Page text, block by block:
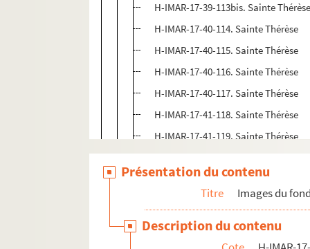
H-IMAR-17-39-113bis. Sainte
H-IMAR-17-40-114. Sainte Thérèse
H-IMAR-17-40-115. Sainte Thérèse
H-IMAR-17-40-116. Sainte Thérèse
H-IMAR-17-40-117. Sainte Thérèse
H-IMAR-17-41-118. Sainte Thérèse
H-IMAR-17-41-119. Sainte Thérèse
H-IMAR-17-41-120. Sainte Thérèse
H-IMAR-17-41-121. Sainte Thérèse
H-IMAR-17-41-122. Sainte Thérèse
H-IMAR-17-41-123. Sainte Thérèse
H-IMAR-17-41-124. Sainte Thérèse
Présentation du contenu
Titre Images du
Description du contenu